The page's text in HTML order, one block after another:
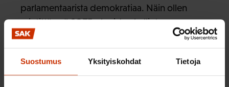
Suostumus Yksityiskohdat Tietoja
parlamentaarista demokratiaa. Näin ollen
mietittäessä SOTE-alueiden hallintoa on
tavoitteena oltava kuntalaisten
vaikutusmahdollisuuksien turvaaminen.
Alueiden päätöksentekoelimet eivät voi koostua
siksi vain viranhaltijoista ja sosiaali- ja